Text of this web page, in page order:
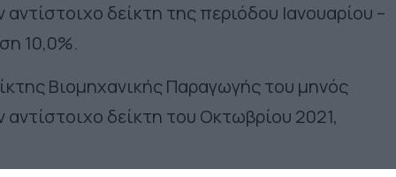
δείκτη της περιόδου Ιανουαρίου –
10,0%.
Βιομηχανικής Παραγωγής του μηνός
δείκτη του Οκτωβρίου 2021,